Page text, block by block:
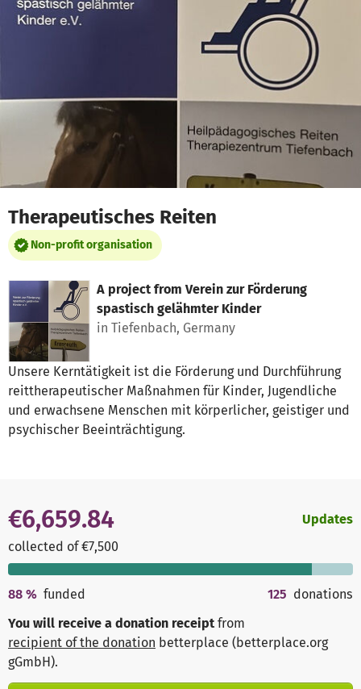
Skip to main content
Show accessibility statement
Therapeutisches Reiten
Non-profit organisation
A project from Verein zur Förderung
spastisch gelähmter Kinder
in Tiefenbach, Germany
Unsere Kerntätigkeit ist die Förderung und Durchführung
reittherapeutischer Maßnahmen für Kinder, Jugendliche
und erwachsene Menschen mit körperlicher, geistiger und
psychischer Beeinträchtigung.
€6,659.84
collected of €7,500
Updates
88 % funded 125 donations
You will receive a donation receipt from
recipient of the donation betterplace (betterplace.org
gGmbH).